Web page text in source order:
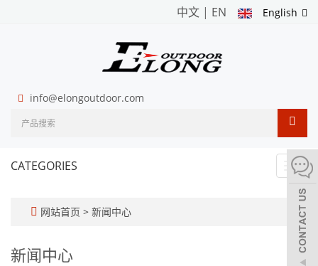
English
中文 | EN
info@elongoutdoor.com
CATEGORIES
网站首页 > 新闻中心
新闻中心